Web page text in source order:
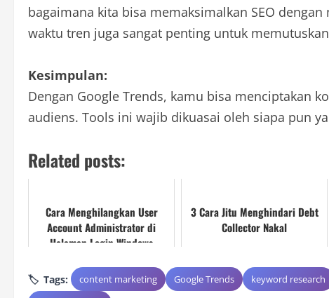
bagaimana kita bisa memaksimalkan SEO
waktu tren juga sangat penting untuk
Kesimpulan:
Dengan Google Trends, kamu bisa menciptakan
audiens. Tools ini wajib dikuasai oleh siapa pun
Related posts:
Cara Menghilangkan User
Account Administrator di
Halaman Login Windows
3 Cara Jitu Menghindari Debt
Collector Nakal
Tags: content marketing Google Trends keyword research